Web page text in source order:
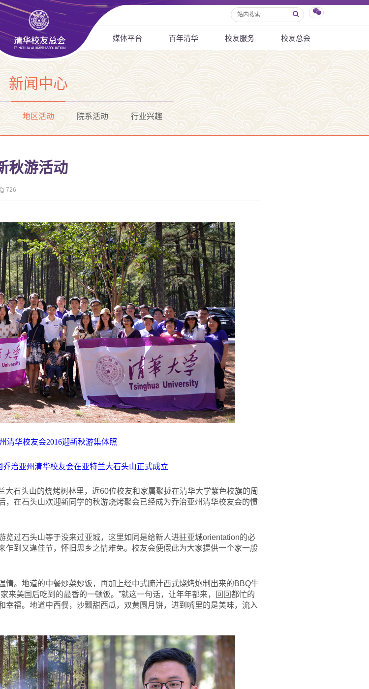
媒体平台 百年清华 校友服务 校友总会
新闻中心
地区活动 院系活动 行业兴趣
秋游活动
726
清华校友会2016迎新秋游集体照
治亚州清华校友会在亚特兰大石头山正式成立
石头山的烧烤树林里，近60位校友和家属聚拢在清华大学紫色校旗的周
，在石头山欢迎新同学的秋游烧烤聚会已经成为乔治亚州清华校友会的惯
览过石头山等于没来过亚城，这里如同是给新人进驻亚城orientation的必
乍到又逢佳节，怀旧思乡之情难免。校友会便假此为大家提供一个家一般
情。地道的中餐炒菜炒饭，再加上经中式腌汁西式烧烤炮制出来的BBQ牛
来美国后吃到的最香的一顿饭。”就这一句话，让年年都来，回回都忙的
福。地道中西餐，沙瓤甜西瓜，双黄圆月饼，进到嘴里的是美味，流入